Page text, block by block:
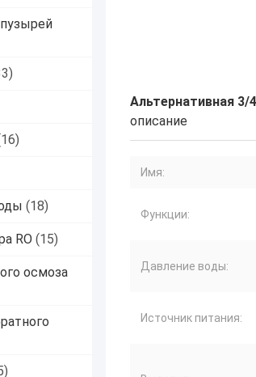
(18)
RO (15)
осмоза
Альтернативная
описание
Имя:
Функции:
Давление воды:
Источник питания: